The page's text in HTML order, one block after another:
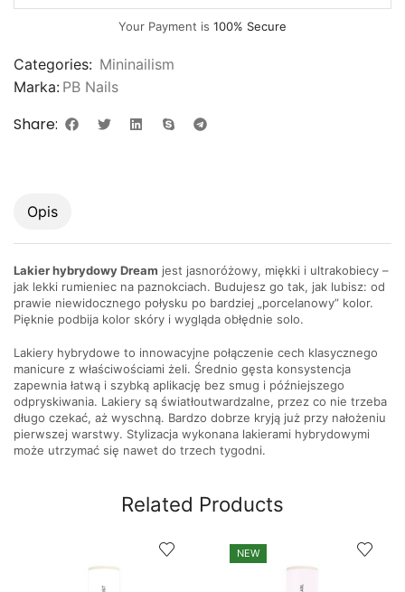
Your Payment is 100% Secure
Categories: Mininailism
Marka: PB Nails
Share:
Opis
Lakier hybrydowy Dream jest jasnoróżowy, miękki i ultrakobiecy –
jak lekki rumieniec na paznokciach. Budujesz go tak, jak lubisz: od
prawie niewidocznego połysku po bardziej „porcelanowy” kolor.
Pięknie podbija kolor skóry i wygląda obłędnie solo.
Lakiery hybrydowe to innowacyjne połączenie cech klasycznego
manicure z właściwościami żeli. Średnio gęsta konsystencja
zapewnia łatwą i szybką aplikację bez smug i późniejszego
odpryskiwania. Lakiery są światłoutwardzalne, przez co nie trzeba
długo czekać, aż wyschną. Bardzo dobrze kryją już przy nałożeniu
pierwszej warstwy. Stylizacja wykonana lakierami hybrydowymi
może utrzymać się nawet do trzech tygodni.
Related Products
NEW